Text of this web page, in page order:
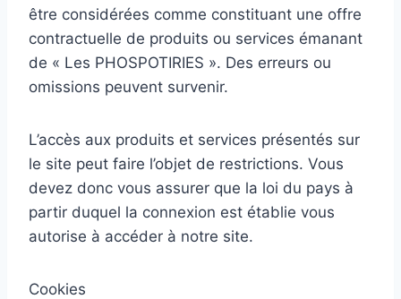
être considérées comme constituant une offre
contractuelle de produits ou services émanant
de « Les PHOSPOTIRIES ». Des erreurs ou
omissions peuvent survenir.
L’accès aux produits et services présentés sur
le site peut faire l’objet de restrictions. Vous
devez donc vous assurer que la loi du pays à
partir duquel la connexion est établie vous
autorise à accéder à notre site.
Cookies